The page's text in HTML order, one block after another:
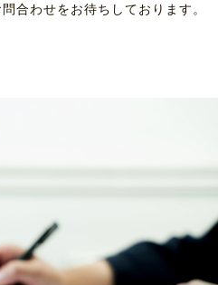
合わせをお待ちしております。